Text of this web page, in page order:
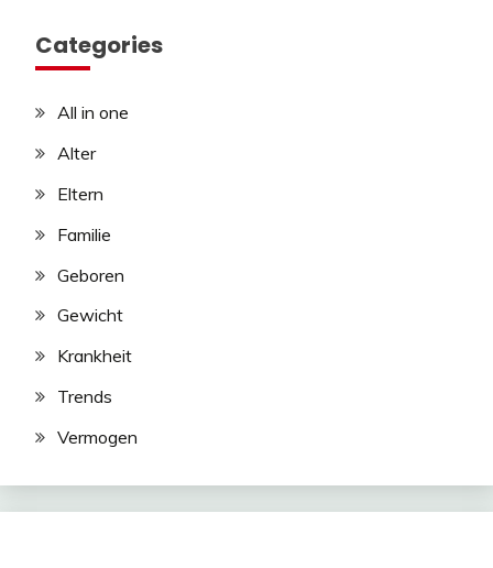
Categories
All in one
Alter
Eltern
Familie
Geboren
Gewicht
Krankheit
Trends
Vermogen